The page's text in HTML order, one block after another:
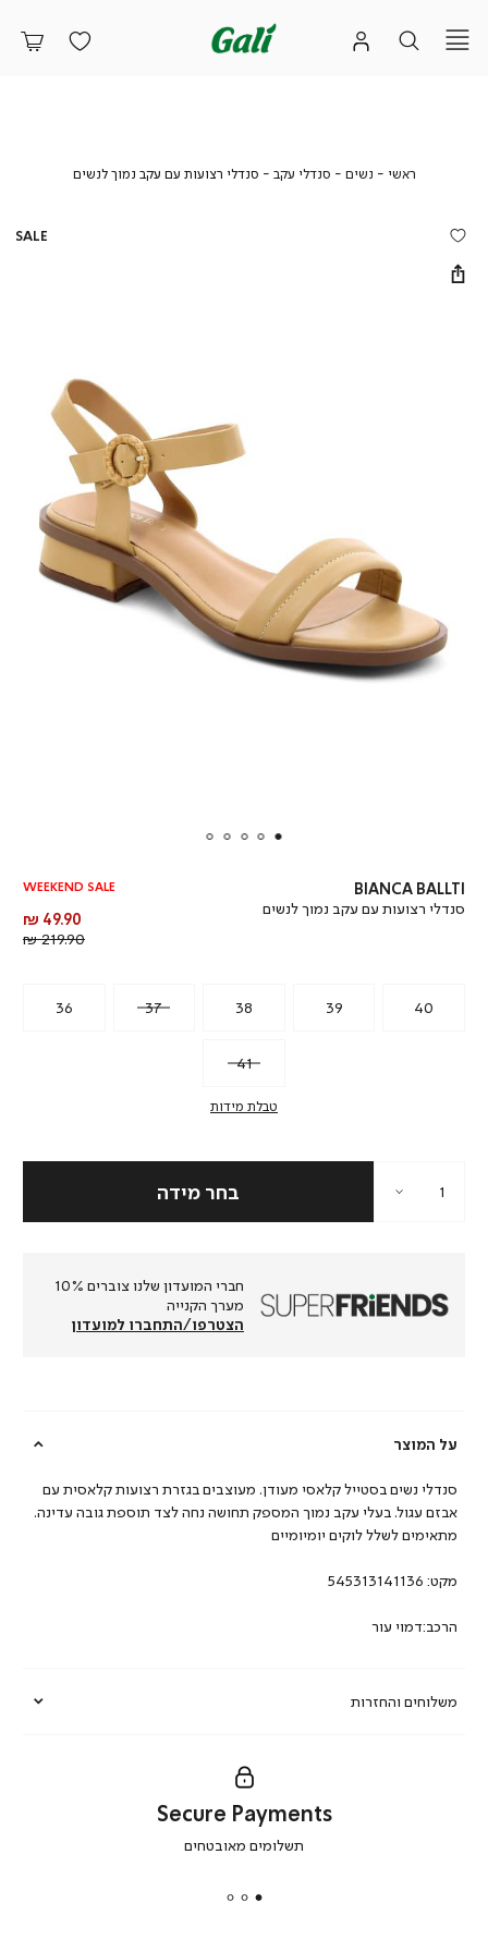
ראשי ראשי
נשים נשים
סנדלי עקב סנדלי
סנדלי רצועות עם עקב נמוך לנשיםסנדלי
BIANCA BALLTI
סנדלי רצועות עם עקב נמוך לנשים
WEEKEND SALE
מחיר
מוצר
49.90 ₪
219.90 ₪
36 37 38 39 40
41
טבלת מידות
חברי המועדון שלנו צוברים 10%
מערך הקנייה
הצטרפו/התחברו למועדון
על המוצר
משלוחים והחזרות
סנדלי נשים בסטייל קלאסי מעודן. מעוצבים בגזרת רצועות קלאסית עם
אבזם עגול. בעלי עקב נמוך המספק תחושה נחה לצד תוספת גובה עדינה.
מתאימים לשלל לוקים יומיומיים
מקט: 545313141136
הרכב:דמוי עור
secure
|
Secure Payments
תשלומים מאובטחים
SALE